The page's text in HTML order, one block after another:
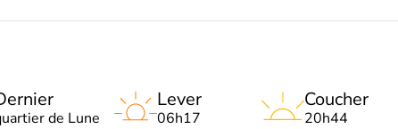
de Lune
Lever
06h17
Coucher
20h44